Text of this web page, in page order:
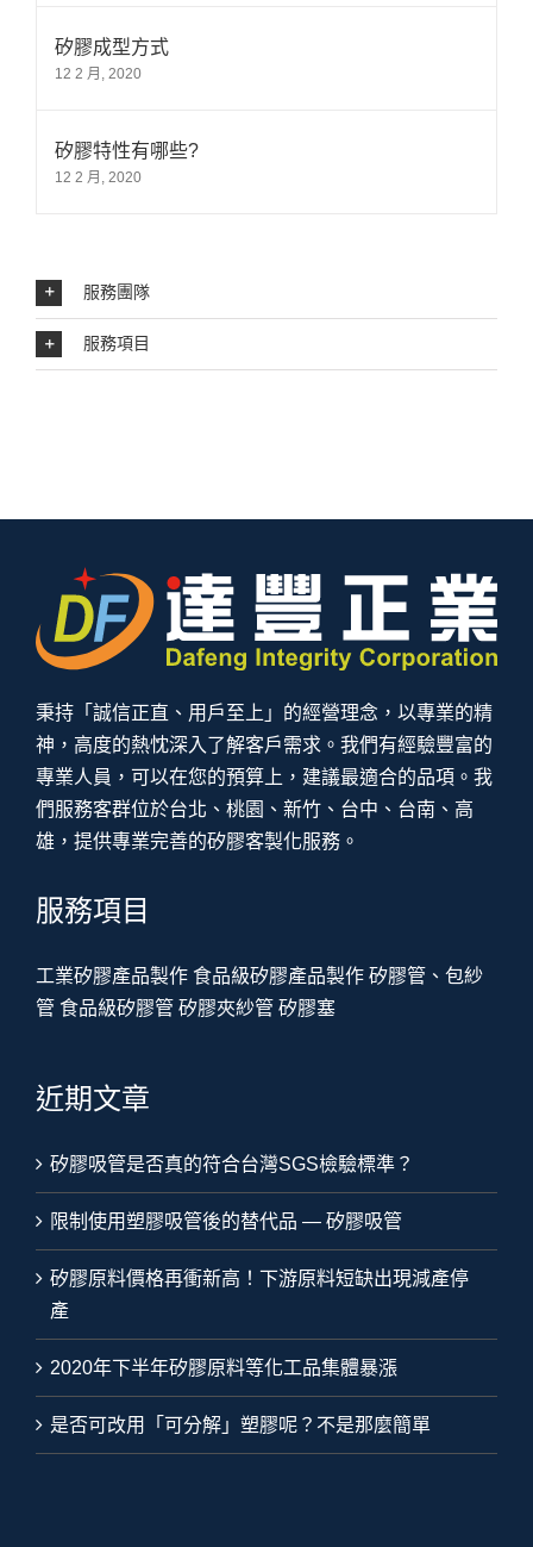
矽膠成型方式
12 2 月, 2020
矽膠特性有哪些?
12 2 月, 2020
服務團隊
服務項目
秉持「誠信正直、用戶至上」的經營理念，以專業的精
神，高度的熱忱深入了解客戶需求。我們有經驗豐富的
專業人員，可以在您的預算上，建議最適合的品項。我
們服務客群位於台北、桃園、新竹、台中、台南、高
雄，提供專業完善的矽膠客製化服務。
服務項目
工業矽膠產品製作 食品級矽膠產品製作 矽膠管、包紗
管 食品級矽膠管 矽膠夾紗管 矽膠塞
近期文章
矽膠吸管是否真的符合台灣SGS檢驗標準？
限制使用塑膠吸管後的替代品 — 矽膠吸管
矽膠原料價格再衝新高！下游原料短缺出現減產停
產
2020年下半年矽膠原料等化工品集體暴漲
是否可改用「可分解」塑膠呢？不是那麼簡單